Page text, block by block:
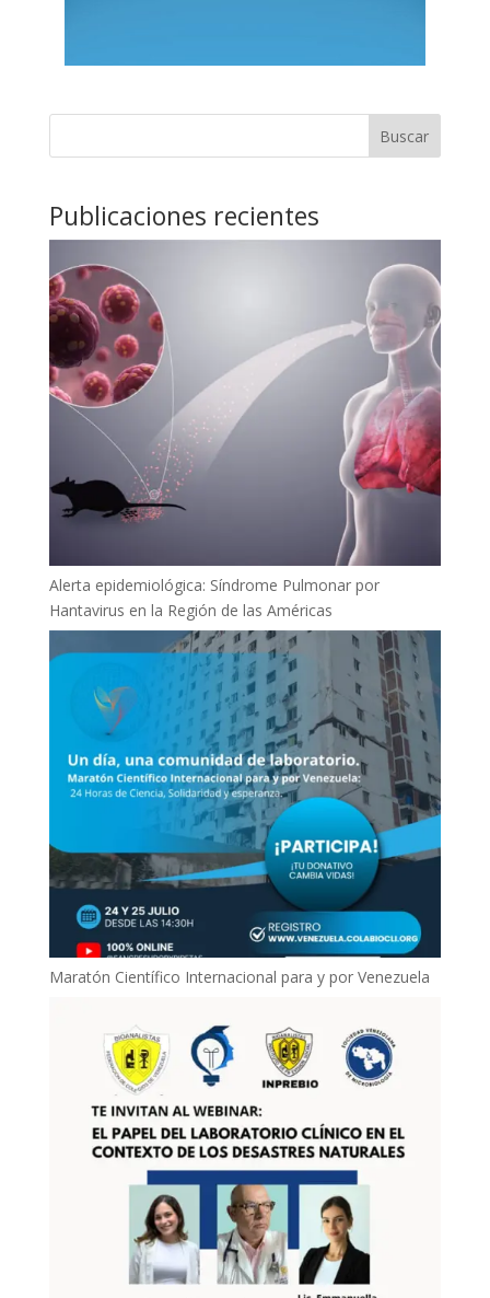
Buscar
Publicaciones recientes
Alerta epidemiológica: Síndrome Pulmonar por
Hantavirus en la Región de las Américas
Maratón Científico Internacional para y por Venezuela